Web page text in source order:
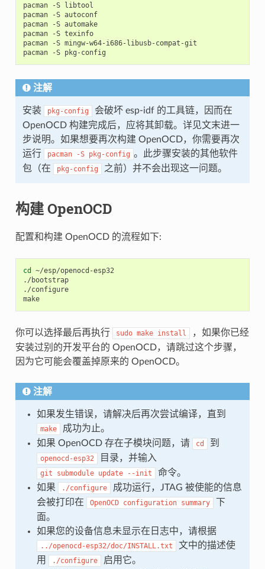
pacman -S libtool
pacman -S autoconf
pacman -S automake
pacman -S texinfo
pacman -S mingw-w64-i686-libusb-compat-git
注解
安装 pkg-config
会破坏 esp-idf 的工具链，因而在
OpenOCD 构建完成后，应将其卸载。详见文末进一
步说明。如果想要再次构建 OpenOCD，你需要再次
运行
pacman -S pkg-config 。此步骤安装的其他软件
包（在
pkg-config 之前）并不会出现这一问题。
构建 OpenOCD
配置和构建 OpenOCD 的流程如下:
cd
~/esp/openocd-esp32
./bootstrap
./configure
make
你可以选择最后再执行 sudo make install
，如果你已经
安装过别的开发平台的 OpenOCD，请跳过这个步骤，
因为它可能会覆盖掉原来的 OpenOCD。
注解
如果发生错误，请解决后再次尝试编译，直到
make
成功为止。
如果 OpenOCD 存在子模块问题，请
cd 到
openocd-esp32 目录，并输入
git submodule update --init
命令。
如果
./configure
成功运行，JTAG 被使能的信息
会被打印在
OpenOCD configuration summary
下
面。
如果您的设备信息未显示在日志中，请根据
../openocd-esp32/doc/INSTALL.txt
文中的描述使
用
./configure
启用它。